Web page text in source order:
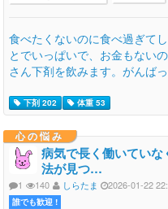
食べたくないのに食べ過ぎて
とでいっぱいで、お金もない
さん下剤を飲みます。がんば
下剤 202 体重 53
心の悩み
病気で長く働いてい
法が見つ…
1 140 しらたま 2026-01-22
誰でも歓迎 !